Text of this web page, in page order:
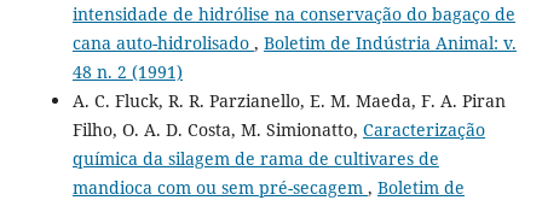
intensidade de hidrólise na conservação do bagaço de
cana auto-hidrolisado , Boletim de Indústria Animal: v.
48 n. 2 (1991)
A. C. Fluck, R. R. Parzianello, E. M. Maeda, F. A. Piran
Filho, O. A. D. Costa, M. Simionatto, Caracterização
química da silagem de rama de cultivares de
mandioca com ou sem pré-secagem , Boletim de